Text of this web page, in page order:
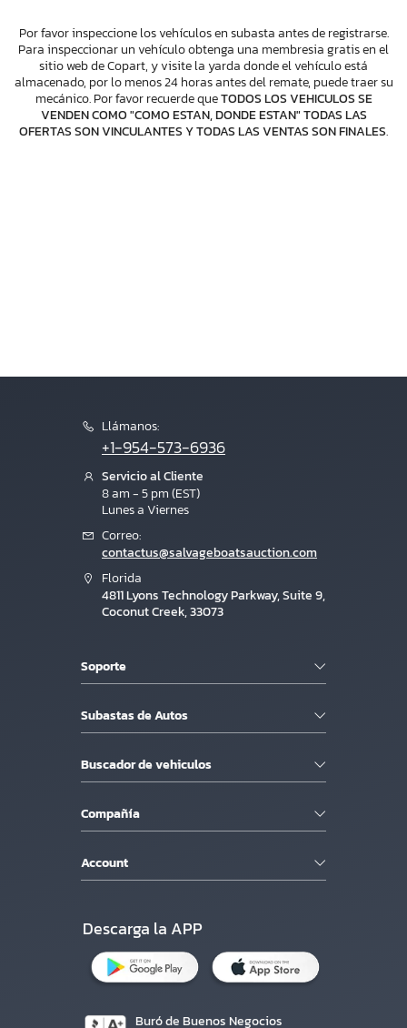
Por favor inspeccione los vehículos en subasta antes de registrarse.
Para inspeccionar un vehículo obtenga una membresia gratis en el
sitio web de Copart, y visite la yarda donde el vehículo está
almacenado, por lo menos 24 horas antes del remate, puede traer su
mecánico. Por favor recuerde queTODOS LOS VEHICULOS SE
VENDEN COMO "COMO ESTAN, DONDE ESTAN" TODAS LAS
OFERTAS SON VINCULANTES Y TODAS LAS VENTAS SON FINALES.
Llámanos:
+1-954-573-6936
Servicio al Cliente
8 am - 5 pm (EST)
Lunes a Viernes
Correo:
contactus@salvageboatsauction.com
Florida
4811 Lyons Technology Parkway, Suite 9,
Coconut Creek, 33073
Soporte
Subastas de Autos
Buscador de vehiculos
Compañía
Account
Descarga la APP
Buró de Buenos Negocios